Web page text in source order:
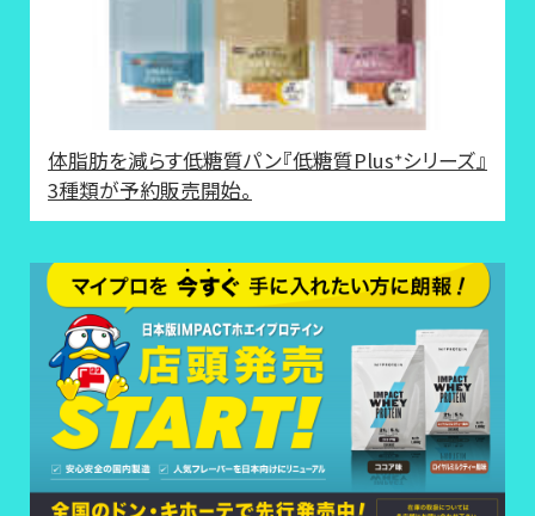
体脂肪を減らす低糖質パン『低糖質Plus⁺シリーズ』
3種類が予約販売開始。